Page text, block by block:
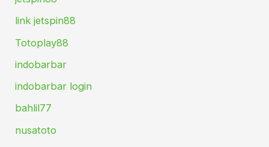
link jetspin88
Totoplay88
indobarbar
indobarbar login
bahlil77
nusatoto